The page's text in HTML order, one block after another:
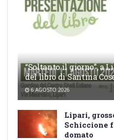
“Soltanto il giorno”, a
del libro di Santina
6 AGOSTO 2026
Lipari,
Schiccione
domato